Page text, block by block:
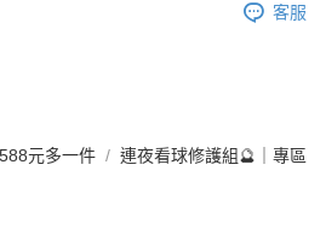
客服
元多一件
連夜看球修護組🔮｜專區